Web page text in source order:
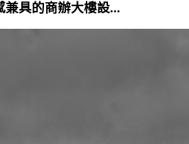
兼具的商辦大樓設...